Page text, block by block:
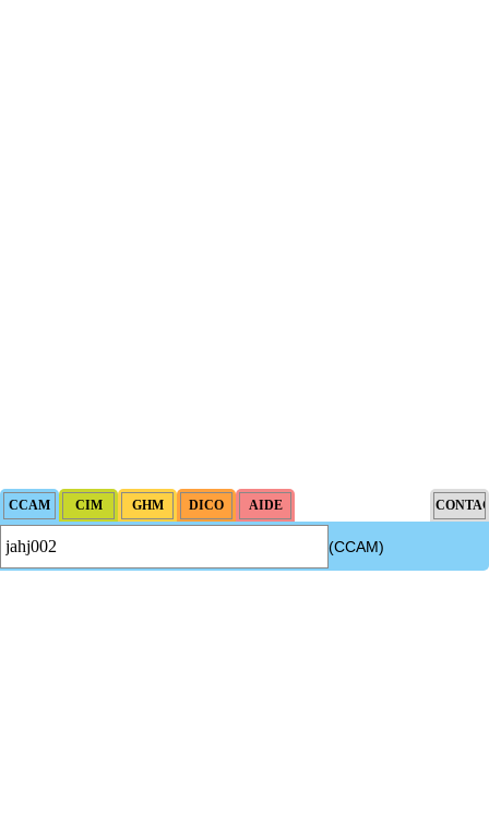
(CCAM)